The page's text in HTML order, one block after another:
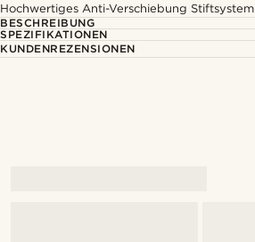
Hochwertiges Anti-Verschiebung Stiftsystem
BESCHREIBUNG
SPEZIFIKATIONEN
KUNDENREZENSIONEN